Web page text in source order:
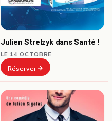
Julien Strelzyk dans Santé !
LE 14 OCTOBRE
Réserver